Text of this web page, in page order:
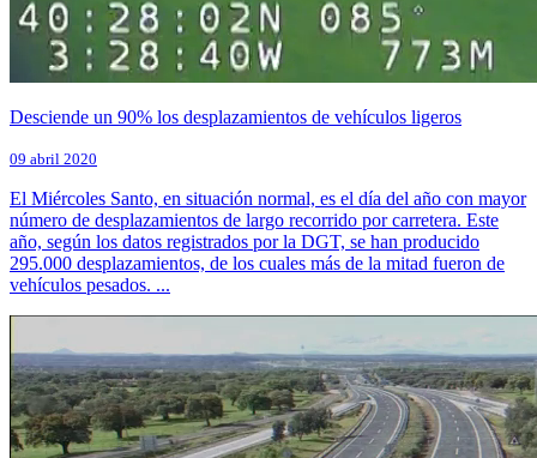
Desciende un 90% los desplazamientos de vehículos ligeros
09 abril 2020
El Miércoles Santo, en situación normal, es el día del año con mayor
número de desplazamientos de largo recorrido por carretera. Este
año, según los datos registrados por la DGT, se han producido
295.000 desplazamientos, de los cuales más de la mitad fueron de
vehículos pesados. ...